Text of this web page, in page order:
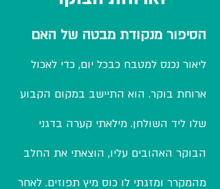
הסיפור מנקודת מבטה של האם
ליאור נכנס למטבח כבכל יום, כדי לאכול
ארוחת בוקר. הוא התיישב במקום הקבוע
שלו ליד השולחן. מילאתי קערה בדגני
הבוקר האהובים עליו, הוצאתי את החלב
מהמקרר ומזגתי לו כוס מיץ תפוזים. לאחר